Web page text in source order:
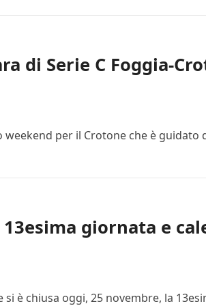
di Serie C Foggia-
per il Crotone che è guidato
giornata e
si è chiusa oggi, 25 novembre, la